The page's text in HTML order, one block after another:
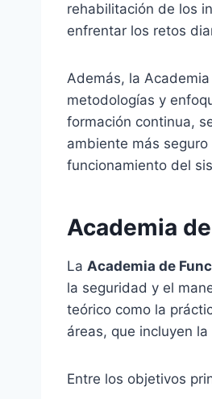
rehabilitación de los
enfrentar los retos
Además, la
metodologías y
formación continua,
ambiente más
funcionamiento del
Academia
La Academia de
la seguridad y el
teórico como la
áreas, que incluyen
Entre los objetivos